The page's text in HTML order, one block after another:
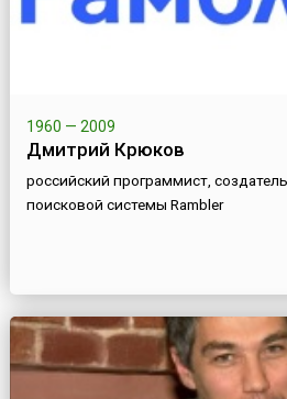
1960 — 2009
Дмитрий Крюков
российский программист,
поисковой системы Rambler